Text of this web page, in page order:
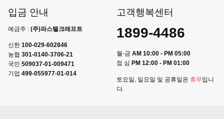
입금 안내
예금주 : (주)파스텔크래프트
신한 100-029-602846
농협 301-0140-3706-21
국민 509037-01-009471
기업 499-055977-01-014
고객행복센터
1899-4486
월-금 AM 10:00 - PM 05:00
점 심 PM 12:00 - PM 01:00
토요일, 일요일 및 공휴일은 휴무입니
다.